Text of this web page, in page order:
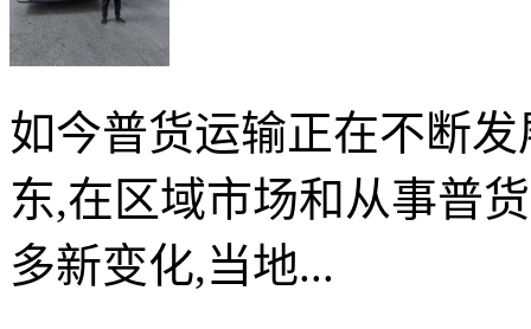
如今普货运输正在不断
东,在区域市场和从事普
多新变化,当地...